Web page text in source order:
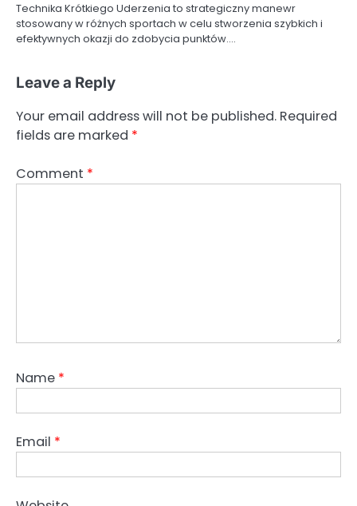
Technika Krótkiego Uderzenia to strategiczny manewr
stosowany w różnych sportach w celu stworzenia szybkich i
efektywnych okazji do zdobycia punktów.…
Leave a Reply
Your email address will not be published. Required
fields are marked *
Comment *
Name *
Email *